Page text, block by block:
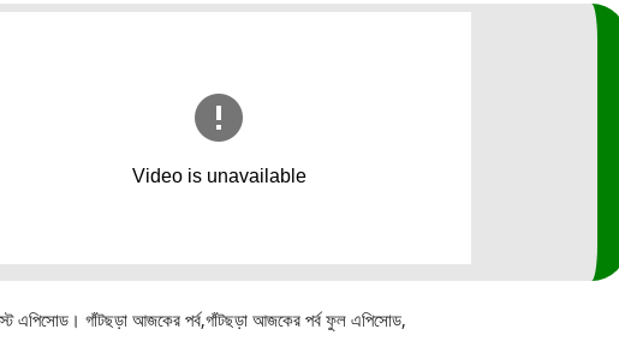
এপিসোড। গাঁটছড়া আজকের পর্ব,গাঁটছড়া আজকের পর্ব ফুল এপিসোড,